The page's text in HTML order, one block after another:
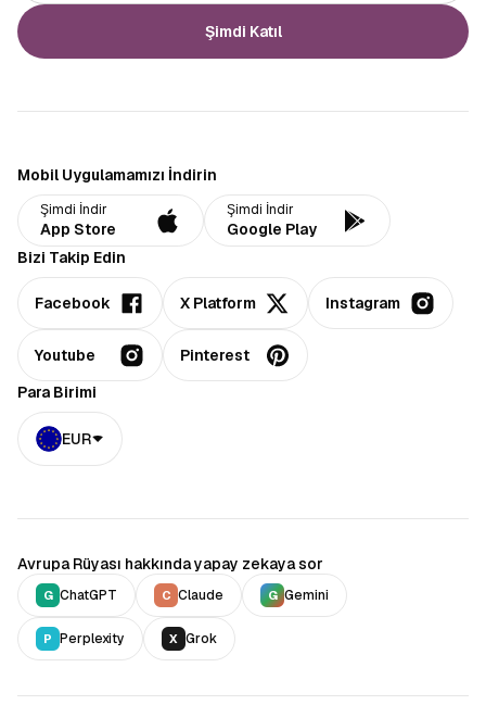
Şimdi Katıl
Mobil Uygulamamızı İndirin
Şimdi İndir
App Store
Şimdi İndir
Google Play
Bizi Takip Edin
Facebook X Platform Instagram
Youtube
Pinterest
Para Birimi
EUR
Avrupa Rüyası hakkında yapay zekaya sor
G ChatGPT C Claude G Gemini
P Perplexity X Grok